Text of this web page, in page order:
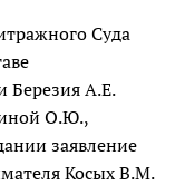
Суда
Березия А.Е.
О.Ю.,
заявление
Косых В.М.